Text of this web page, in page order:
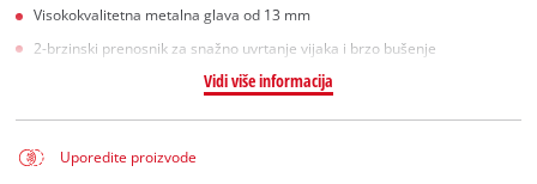
Visokokvalitetna metalna glava od 13 mm
2-brzinski prenosnik za snažno uvrtanje vijaka i brzo bušenje
Vidi više informacija
Uporedite proizvode